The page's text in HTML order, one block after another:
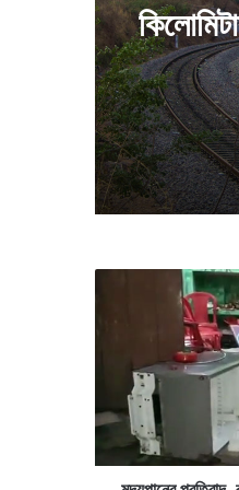
আসেননি
গৃহকর্তা
তি
দ